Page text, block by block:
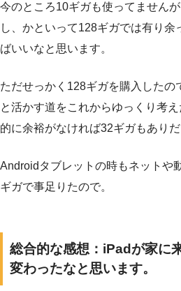
今のところ10ギガも使ってません
し、かといって128ギガでは有り
ばいいなと思います。
ただせっかく128ギガを購入したの
と活かす道をこれからゆっくり考
的に余裕がなければ32ギガもありだ
Androidタブレットの時もネットや
ギガで事足りたので。
総合的な感想：iPadが家に
変わったなと思います。